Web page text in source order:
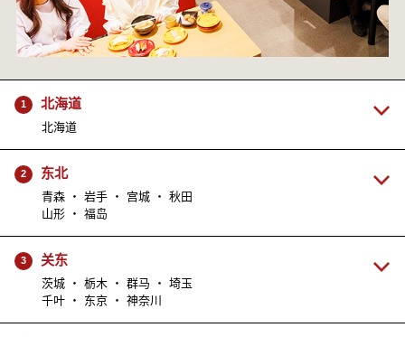
1 北海道
北海道
2 东北
青森 ・ 岩手 ・ 宫城 ・ 秋田
山形 ・ 福岛
3 关东
茨城 ・ 栃木 ・ 群马 ・ 埼玉
千叶 ・ 东京 ・ 神奈川